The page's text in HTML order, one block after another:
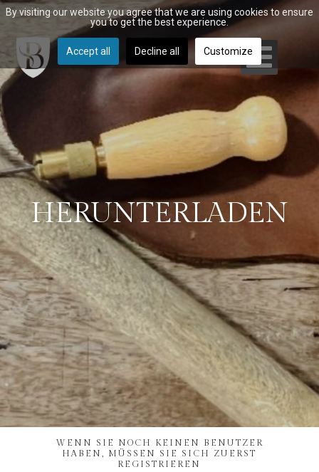
HERUNTERLADEN
WENN SIE NOCH KEINEN BENUTZER
HABEN, MÜSSEN SIE SICH ZUERST
REGISTRIEREN
By visiting our website you agree that we are using cookies to ensure
you to get the best experience.
Accept all Decline all Customize